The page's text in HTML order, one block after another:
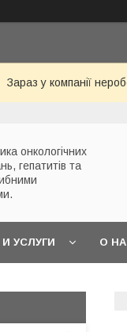
Зараз у компанії
онкологічних
гепатитів та
УСЛУГИ О